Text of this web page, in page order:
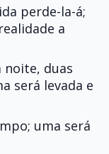
perde-la-á;
a
noite, duas
será levada e
uma será